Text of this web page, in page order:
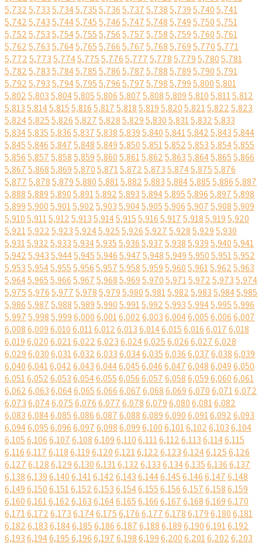
5,7325,7335,7345,7355,7365,7375,7385,7395,7405,741
5,7425,7435,7445,7455,7465,7475,7485,7495,7505,751
5,7525,7535,7545,7555,7565,7575,7585,7595,7605,761
5,7625,7635,7645,7655,7665,7675,7685,7695,7705,771
5,7725,7735,7745,7755,7765,7775,7785,7795,7805,781
5,7825,7835,7845,7855,7865,7875,7885,7895,7905,791
5,7925,7935,7945,7955,7965,7975,7985,7995,8005,801
5,8025,8035,8045,8055,8065,8075,8085,8095,8105,8115,812
5,8135,8145,8155,8165,8175,8185,8195,8205,8215,8225,823
5,8245,8255,8265,8275,8285,8295,8305,8315,8325,833
5,8345,8355,8365,8375,8385,8395,8405,8415,8425,8435,844
5,8455,8465,8475,8485,8495,8505,8515,8525,8535,8545,855
5,8565,8575,8585,8595,8605,8615,8625,8635,8645,8655,866
5,8675,8685,8695,8705,8715,8725,8735,8745,8755,876
5,8775,8785,8795,8805,8815,8825,8835,8845,8855,8865,887
5,8885,8895,8905,8915,8925,8935,8945,8955,8965,8975,898
5,8995,9005,9015,9025,9035,9045,9055,9065,9075,9085,909
5,9105,9115,9125,9135,9145,9155,9165,9175,9185,9195,920
5,9215,9225,9235,9245,9255,9265,9275,9285,9295,930
5,9315,9325,9335,9345,9355,9365,9375,9385,9395,9405,941
5,9425,9435,9445,9455,9465,9475,9485,9495,9505,9515,952
5,9535,9545,9555,9565,9575,9585,9595,9605,9615,9625,963
5,9645,9655,9665,9675,9685,9695,9705,9715,9725,9735,974
5,9755,9765,9775,9785,9795,9805,9815,9825,9835,9845,985
5,9865,9875,9885,9895,9905,9915,9925,9935,9945,9955,996
5,9975,9985,9996,0006,0016,0026,0036,0046,0056,0066,007
6,0086,0096,0106,0116,0126,0136,0146,0156,0166,0176,018
6,0196,0206,0216,0226,0236,0246,0256,0266,0276,028
6,0296,0306,0316,0326,0336,0346,0356,0366,0376,0386,039
6,0406,0416,0426,0436,0446,0456,0466,0476,0486,0496,050
6,0516,0526,0536,0546,0556,0566,0576,0586,0596,0606,061
6,0626,0636,0646,0656,0666,0676,0686,0696,0706,0716,072
6,0736,0746,0756,0766,0776,0786,0796,0806,0816,082
6,0836,0846,0856,0866,0876,0886,0896,0906,0916,0926,093
6,0946,0956,0966,0976,0986,0996,1006,1016,1026,1036,104
6,1056,1066,1076,1086,1096,1106,1116,1126,1136,1146,115
6,1166,1176,1186,1196,1206,1216,1226,1236,1246,1256,126
6,1276,1286,1296,1306,1316,1326,1336,1346,1356,1366,137
6,1386,1396,1406,1416,1426,1436,1446,1456,1466,1476,148
6,1496,1506,1516,1526,1536,1546,1556,1566,1576,1586,159
6,1606,1616,1626,1636,1646,1656,1666,1676,1686,1696,170
6,1716,1726,1736,1746,1756,1766,1776,1786,1796,1806,181
6,1826,1836,1846,1856,1866,1876,1886,1896,1906,1916,192
6,1936,1946,1956,1966,1976,1986,1996,2006,2016,2026,203